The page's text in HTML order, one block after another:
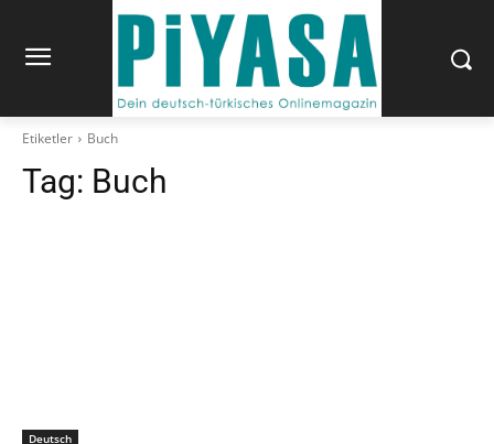
Etiketler Buch
Tag: Buch
Deutsch